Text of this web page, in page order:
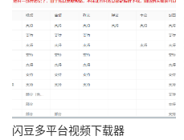
闪豆多平台视频下载器